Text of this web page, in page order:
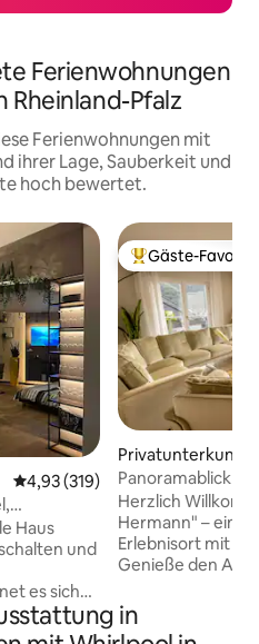
Ferienwohnungen
Rheinland-Pfalz
Ferienwohnungen mit
ihrer Lage, Sauberkeit und
hoch bewertet.
Durchschnittliche Bewertung:
4,93 (319)
Haus
und
es sich
aus. Es gibt
Beliebter Gäste-
Gäste-Favorit
Privatunterkunft
Panoramablick
Fitness
Herzlich
Hermann" – ein
Erlebnisort mit
Genieße den
5-Sterne
1964 von
in